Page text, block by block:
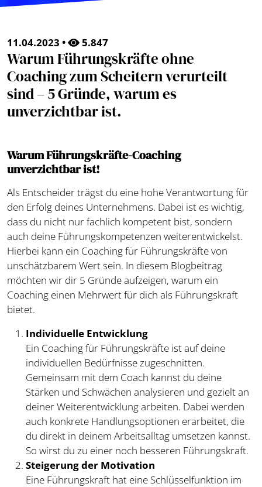
11.04.2023 • 5.847
Warum Führungskräfte ohne
Coaching zum Scheitern verurteilt
sind – 5 Gründe, warum es
unverzichtbar ist.
Warum Führungskräfte-Coaching
unverzichtbar ist!
Als Entscheider trägst du eine hohe Verantwortung für
den Erfolg deines Unternehmens. Dabei ist es wichtig,
dass du nicht nur fachlich kompetent bist, sondern
auch deine Führungskompetenzen weiterentwickelst.
Hierbei kann ein Coaching für Führungskräfte von
unschätzbarem Wert sein. In diesem Blogbeitrag
möchten wir dir 5 Gründe aufzeigen, warum ein
Coaching einen Mehrwert für dich als Führungskraft
bietet.
Individuelle Entwicklung
Ein Coaching für Führungskräfte ist auf deine
individuellen Bedürfnisse zugeschnitten.
Gemeinsam mit dem Coach kannst du deine
Stärken und Schwächen analysieren und gezielt an
deiner Weiterentwicklung arbeiten. Dabei werden
auch konkrete Handlungsoptionen erarbeitet, die
du direkt in deinem Arbeitsalltag umsetzen kannst.
So wirst du zu einer noch besseren Führungskraft.
Steigerung der Motivation
Eine Führungskraft hat eine Schlüsselfunktion im